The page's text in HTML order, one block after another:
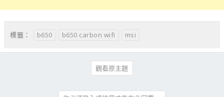
標籤： b650 b650 carbon wifi msi
觀看原主題